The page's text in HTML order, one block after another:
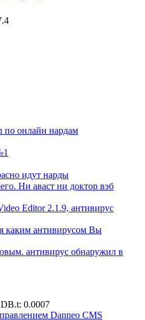
по онлайн нардам
идут нарды
Ни аваст ни доктор вэб
Editor 2.1.9, антивирус
каким антивирусом Вы
антивирус обнаружил в
0.0007